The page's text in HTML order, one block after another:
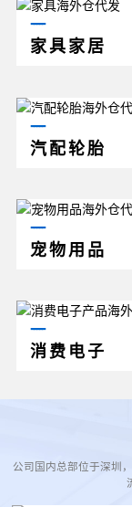
家具家居
汽配轮胎
宠物用品
消费电子
公司国内总部位于深圳